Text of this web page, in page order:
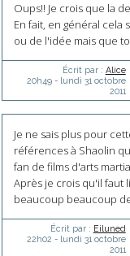
Oups!! Je crois que la
En fait, en général
ou de l'idée mais que
Écrit par : Alice
20h49- lundi 31 octobre
2011
Je ne sais plus pour
références à Shaolin
fan de films d'arts
Après je crois qu'il faut
beaucoup beaucoup
Écrit par : Eiluned
22h02 - lundi 31 octobre
2011